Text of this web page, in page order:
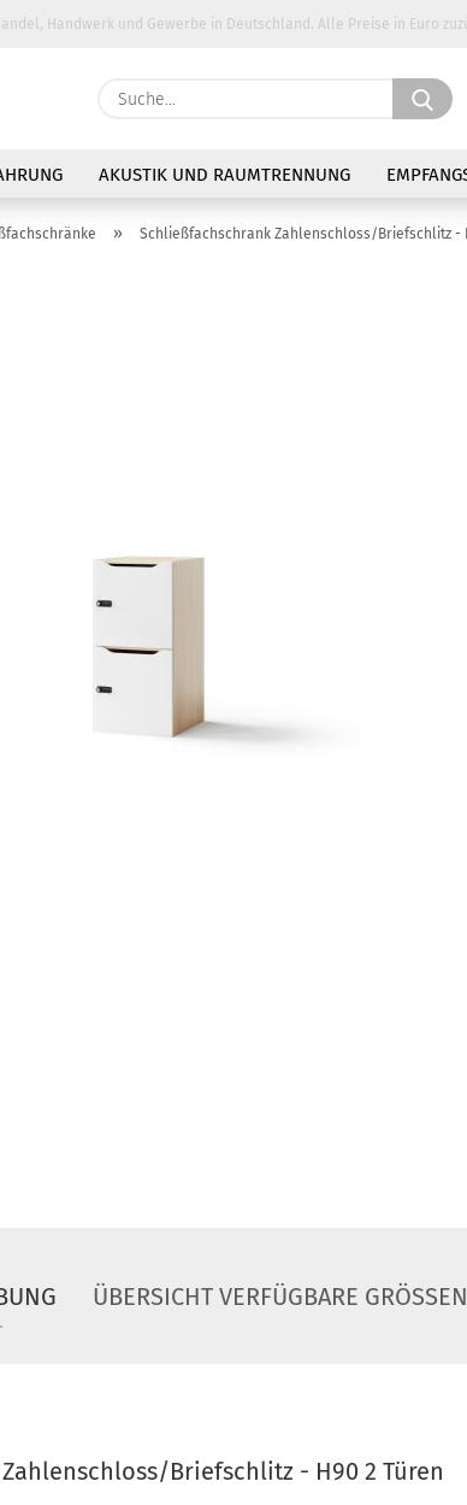
Handwerk und Gewerbe in Deutschland. Alle Preise in Euro
AKUSTIK UND RAUMTRENNUNG
» Schließfachschrank Zahlenschloss/Briefschlitz -
ÜBERSICHT VERFÜGBARE GRÖSSEN
Briefschlitz - H90 2 Türen